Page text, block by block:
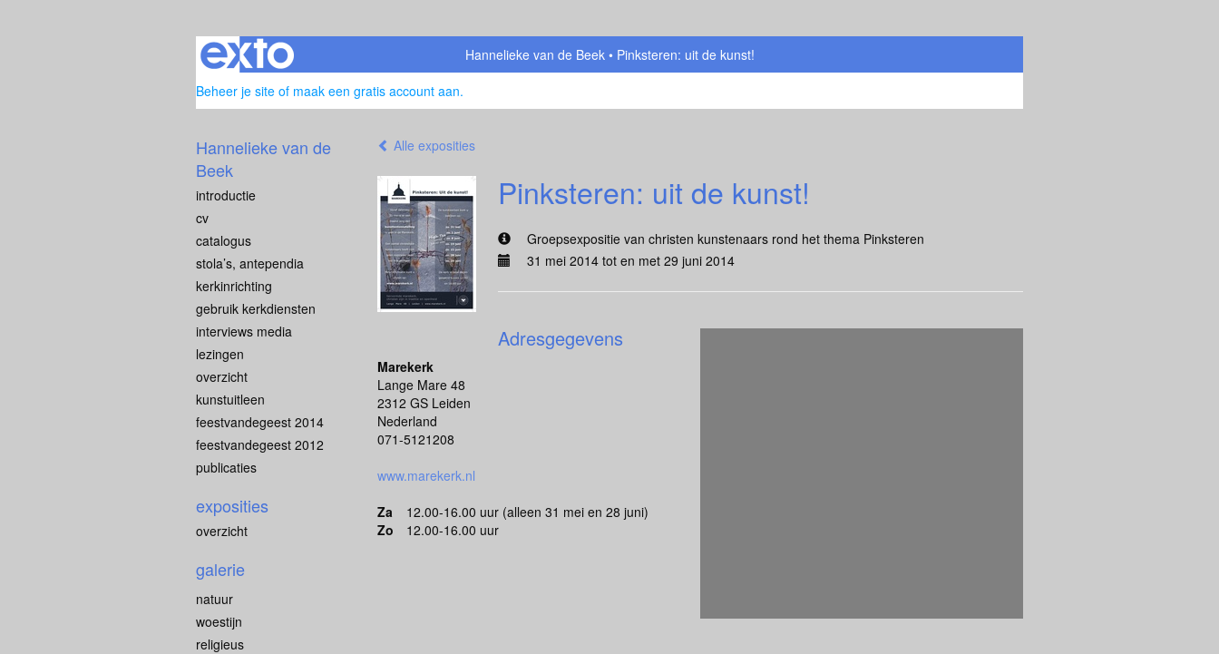
Hannelieke van de Beek
Pinksteren: uit de kunst!
Beheer je site of maak een gratis account aan.
Alle exposities
Pinksteren: uit de kunst!
Groepsexpositie van christen kunstenaars rond het thema Pinksteren
31 mei 2014 tot en met 29 juni 2014
Adresgegevens
Marekerk
Lange Mare 48
2312 GS Leiden
Nederland
071-5121208
www.marekerk.nl
Za
12.00-16.00 uur (alleen 31 mei en 28 juni)
Zo
12.00-16.00 uur
Hannelieke van de
Beek
introductie
cv
catalogus
stola’s, antependia
kerkinrichting
gebruik kerkdiensten
interviews media
lezingen
overzicht
kunstuitleen
feestvandegeest 2014
feestvandegeest 2012
publicaties
exposities
overzicht
galerie
natuur
woestijn
religieus